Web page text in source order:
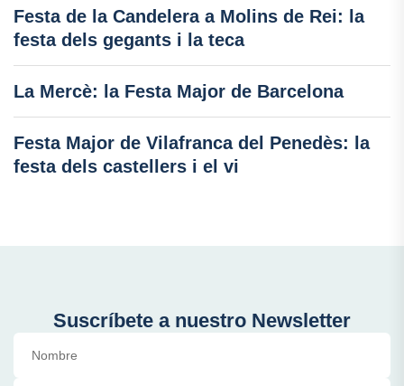
Festa de la Candelera a Molins de Rei: la
festa dels gegants i la teca
La Mercè: la Festa Major de Barcelona
Festa Major de Vilafranca del Penedès: la
festa dels castellers i el vi
Suscríbete a nuestro Newsletter